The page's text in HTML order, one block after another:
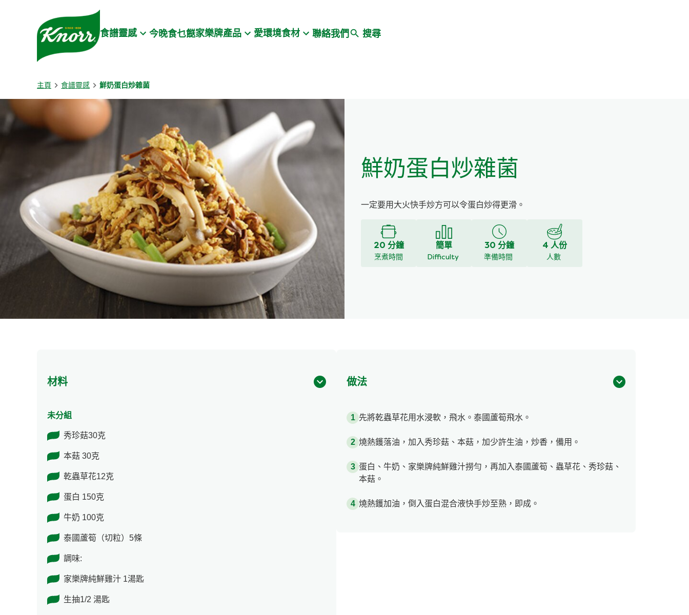
Skip to:
食譜靈感 今晚食乜餸家樂牌產品 愛環境食材 聯絡我們 搜尋
主頁 食譜靈感 鮮奶蛋白炒雜菌
鮮奶蛋白炒雜菌
一定要用大火快手炒方可以令蛋白炒得更滑。
20 分鐘
烹煮時間
簡單
Difficulty
30 分鐘
準備時間
4 人份
人數
材料
未分組
秀珍菇30克
本菇 30克
乾蟲草花12克
蛋白 150克
牛奶 100克
泰國蘆筍（切粒）5條
調味:
家樂牌純鮮雞汁 1湯匙
生抽1/2 湯匙
做法
先將乾蟲草花用水浸軟，飛水。泰國蘆筍飛水。
燒熱鑊落油，加入秀珍菇、本菇，加少許生油，炒香，備用。
蛋白、牛奶、家樂牌純鮮雞汁撈勻，再加入泰國蘆筍、蟲草花、秀珍菇、
本菇。
燒熱鑊加油，倒入蛋白混合液快手炒至熟，即成。